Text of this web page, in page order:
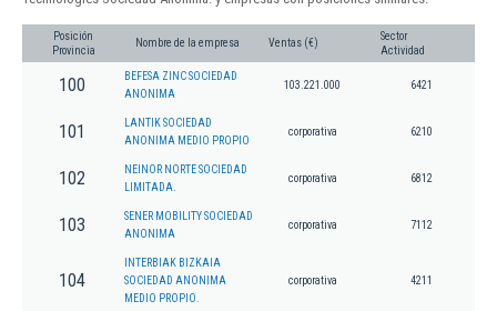
Posición
Provincia
Nombre de la empresa Ventas (€)
Sector
Actividad
100
BEFESA ZINC SOCIEDAD
ANONIMA
103.221.000 6421
101
LANTIK SOCIEDAD
ANONIMA MEDIO PROPIO
corporativa 6210
102
NEINOR NORTE SOCIEDAD
LIMITADA.
corporativa 6812
103
SENER MOBILITY SOCIEDAD
ANONIMA
corporativa 7112
104
INTERBIAK BIZKAIA
SOCIEDAD ANONIMA
MEDIO PROPIO.
corporativa 4211